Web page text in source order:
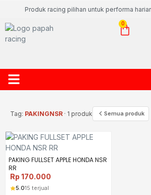
Produk racing pilihan untuk performa harian
0
Tag: PAKINGNSR · 1 produk Semua produk
PAKING FULLSET APPLE HONDA NSR
RR
Rp 170.000
5.015 terjual